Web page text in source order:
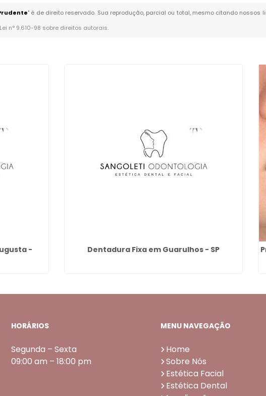
" é de direito reservado. Sua reprodução, parcial ou total, mesmo citando
Lei n° 9.610-98 sobre direitos autorais.
-
Dentadura Fixa em Guarulhos - SP
HORÁRIOS
Segunda – Sexta
09:00 am – 18:00 pm
MENU NAVEGAÇÃO
Home
Sobre Nós
Estética Facial
Estética Dental